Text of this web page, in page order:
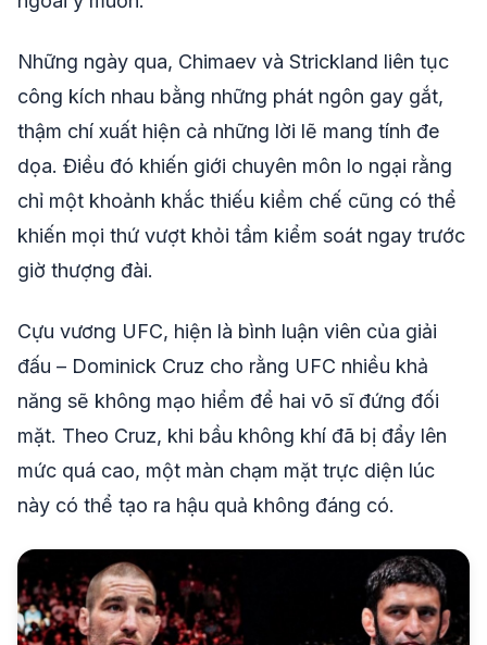
Những ngày qua, Chimaev và Strickland liên tục
công kích nhau bằng những phát ngôn gay gắt,
thậm chí xuất hiện cả những lời lẽ mang tính đe
dọa. Điều đó khiến giới chuyên môn lo ngại rằng
chỉ một khoảnh khắc thiếu kiềm chế cũng có thể
khiến mọi thứ vượt khỏi tầm kiểm soát ngay trước
giờ thượng đài.
Cựu vương UFC, hiện là bình luận viên của giải
đấu – Dominick Cruz cho rằng UFC nhiều khả
năng sẽ không mạo hiểm để hai võ sĩ đứng đối
mặt. Theo Cruz, khi bầu không khí đã bị đẩy lên
mức quá cao, một màn chạm mặt trực diện lúc
này có thể tạo ra hậu quả không đáng có.